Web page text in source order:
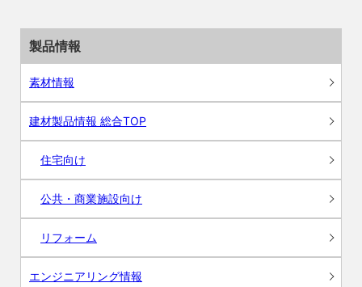
製品情報
素材情報
建材製品情報 総合TOP
住宅向け
公共・商業施設向け
リフォーム
エンジニアリング情報